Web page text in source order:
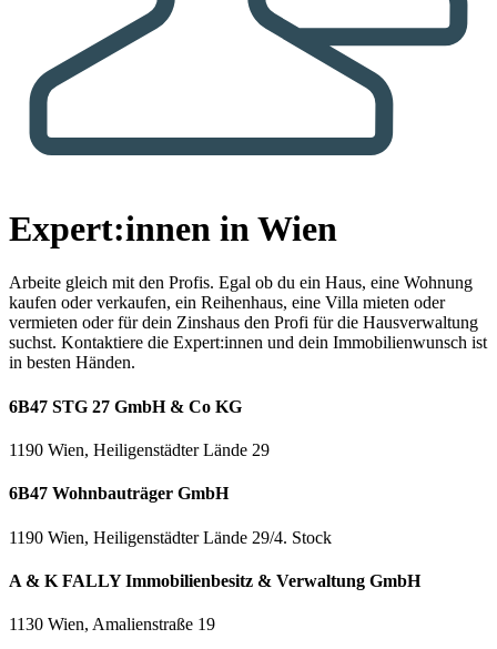
Expert:innen in Wien
Arbeite gleich mit den Profis. Egal ob du ein Haus, eine Wohnung
kaufen oder verkaufen, ein Reihenhaus, eine Villa mieten oder
vermieten oder für dein Zinshaus den Profi für die Hausverwaltung
suchst. Kontaktiere die Expert:innen und dein Immobilienwunsch ist
in besten Händen.
6B47 STG 27 GmbH & Co KG
1190 Wien, Heiligenstädter Lände 29
6B47 Wohnbauträger GmbH
1190 Wien, Heiligenstädter Lände 29/4. Stock
A & K FALLY Immobilienbesitz & Verwaltung GmbH
1130 Wien, Amalienstraße 19